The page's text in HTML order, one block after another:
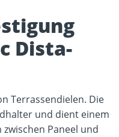
Dista-
Terrassendielen. Die
und dient einem
Paneel und